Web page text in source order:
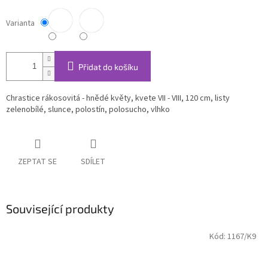
cena:
Varianta
Přidat do košíku
Chrastice rákosovitá - hnědé květy, kvete VII - VIII, 120 cm, listy
zelenobílé, slunce, polostín, polosucho, vlhko
ZEPTAT SE SDÍLET
Související produkty
Kód: 1167/K9